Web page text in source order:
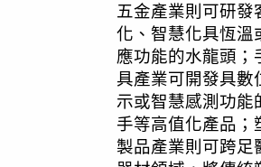
五金產業則可研發
化、智慧化具恆溫
應功能的水龍頭；
具產業可開發具數
示或智慧感測功能
手等高值化產品；
製品產業則可跨足